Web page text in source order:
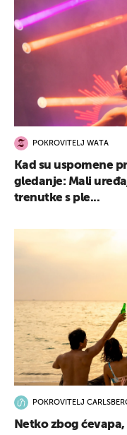
POKROVITELJ WATA
Kad su uspomene
gledanje: Mali
trenutke s ple...
POKROVITELJ
Netko zbog